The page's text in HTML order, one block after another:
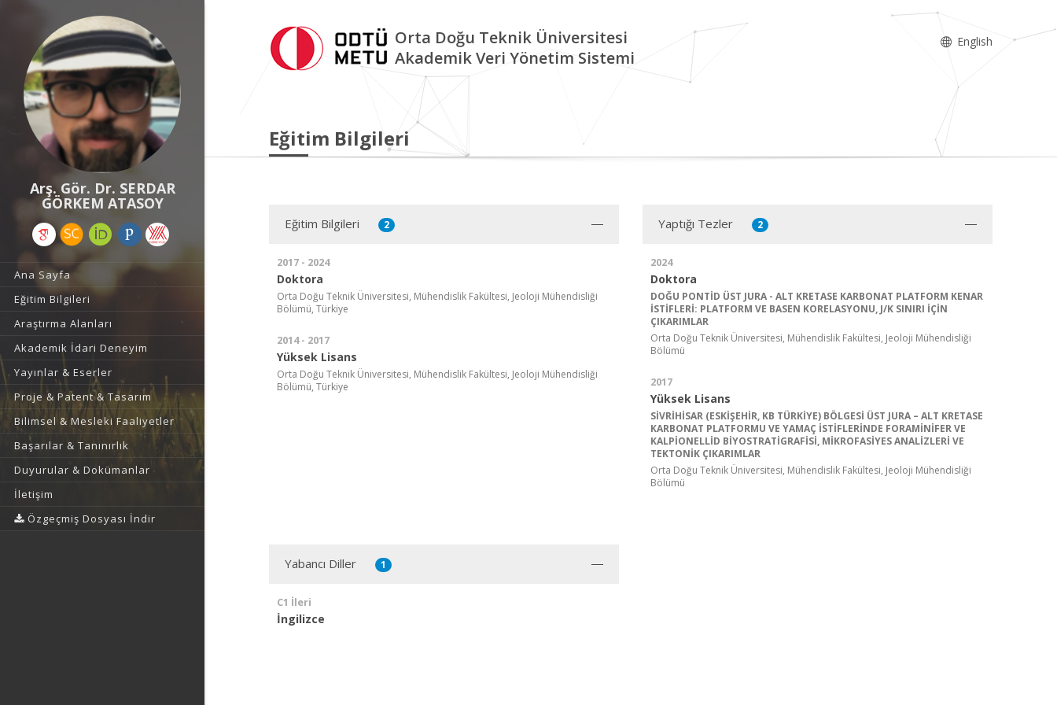
Arş. Gör. Dr. SERDAR
GÖRKEM ATASOY
Ana Sayfa
Eğitim Bilgileri
Araştırma Alanları
Akademik İdari Deneyim
Yayınlar & Eserler
Proje & Patent & Tasarım
Bilimsel & Mesleki Faaliyetler
Başarılar & Tanınırlık
Duyurular & Dokümanlar
İletişim
Özgeçmiş Dosyası İndir
Orta Doğu Teknik Üniversitesi
Akademik Veri Yönetim Sistemi
English
Eğitim Bilgileri
Eğitim Bilgileri 2
2017 - 2024
Doktora
Orta Doğu Teknik Üniversitesi, Mühendislik Fakültesi, Jeoloji Mühendisliği
Bölümü, Türkiye
2014 - 2017
Yüksek Lisans
Orta Doğu Teknik Üniversitesi, Mühendislik Fakültesi, Jeoloji Mühendisliği
Bölümü, Türkiye
Yaptığı Tezler 2
2024
Doktora
DOĞU PONTİD ÜST JURA - ALT KRETASE KARBONAT PLATFORM KENAR
İSTİFLERİ: PLATFORM VE BASEN KORELASYONU, J/K SINIRI İÇİN
ÇIKARIMLAR
Orta Doğu Teknik Üniversitesi, Mühendislik Fakültesi, Jeoloji Mühendisliği
Bölümü
2017
Yüksek Lisans
SİVRİHİSAR (ESKİŞEHİR, KB TÜRKİYE) BÖLGESİ ÜST JURA – ALT KRETASE
KARBONAT PLATFORMU VE YAMAÇ İSTİFLERİNDE FORAMİNİFER VE
KALPİONELLİD BİYOSTRATİGRAFİSİ, MİKROFASİYES ANALİZLERİ VE
TEKTONİK ÇIKARIMLAR
Orta Doğu Teknik Üniversitesi, Mühendislik Fakültesi, Jeoloji Mühendisliği
Bölümü
Yabancı Diller 1
C1 İleri
İngilizce